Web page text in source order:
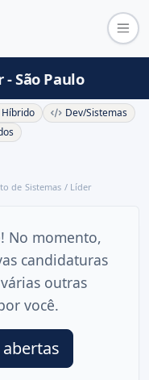
São Paulo
Híbrido
Dev/Sistemas
de Sistemas / Líder
No momento,
candidaturas
outras
você.